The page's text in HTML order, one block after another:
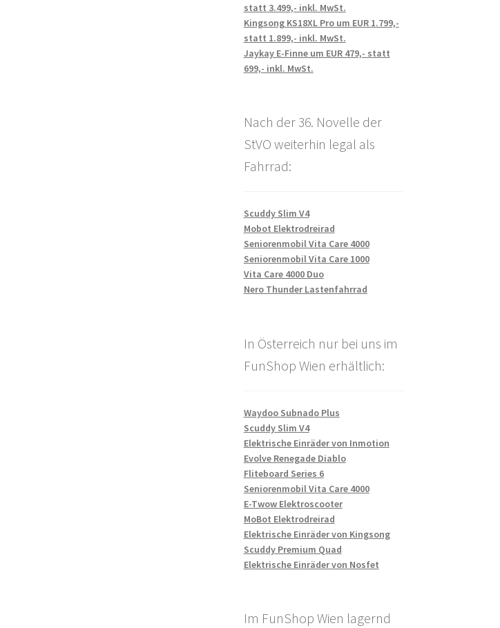
statt 3.499,- inkl. MwSt.
Kingsong KS18XL Pro um EUR 1.799,-
statt 1.899,- inkl. MwSt.
Jaykay E-Finne um EUR 479,- statt
699,- inkl. MwSt.
Nach der 36. Novelle der
StVO weiterhin legal als
Fahrrad:
Scuddy Slim V4
Mobot Elektrodreirad
Seniorenmobil Vita Care 4000
Seniorenmobil Vita Care 1000
Vita Care 4000 Duo
Nero Thunder Lastenfahrrad
In Österreich nur bei uns im
FunShop Wien erhältlich:
Waydoo Subnado Plus
Scuddy Slim V4
Elektrische Einräder von Inmotion
Evolve Renegade Diablo
Fliteboard Series 6
Seniorenmobil Vita Care 4000
E-Twow Elektroscooter
MoBot Elektrodreirad
Elektrische Einräder von Kingsong
Scuddy Premium Quad
Elektrische Einräder von Nosfet
Im FunShop Wien lagernd